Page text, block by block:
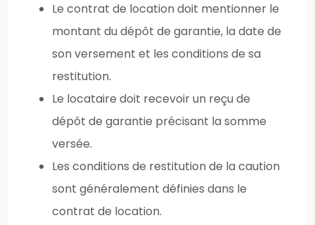
Le contrat de location doit mentionner le
montant du dépôt de garantie, la date de
son versement et les conditions de sa
restitution.
Le locataire doit recevoir un reçu de
dépôt de garantie précisant la somme
versée.
Les conditions de restitution de la caution
sont généralement définies dans le
contrat de location.